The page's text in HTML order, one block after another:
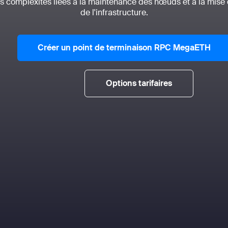
de l'infrastructure.
Créer un point de terminaison RPC MegaETH
Options tarifaires